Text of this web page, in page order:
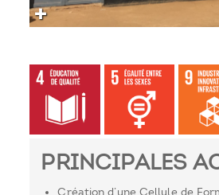
PRINCIPALES